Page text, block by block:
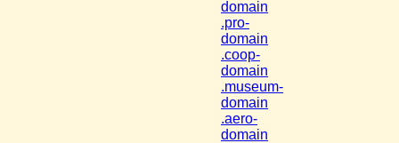
domain
.pro-
domain
.coop-
domain
.museum-
domain
.aero-
domain